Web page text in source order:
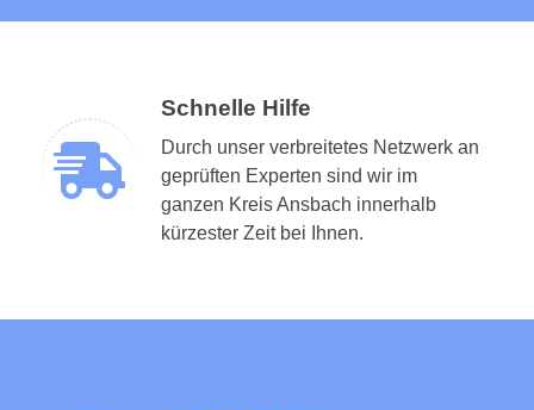
Schnelle Hilfe
Durch unser verbreitetes Netzwerk an
geprüften Experten sind wir im
ganzen Kreis Ansbach innerhalb
kürzester Zeit bei Ihnen.